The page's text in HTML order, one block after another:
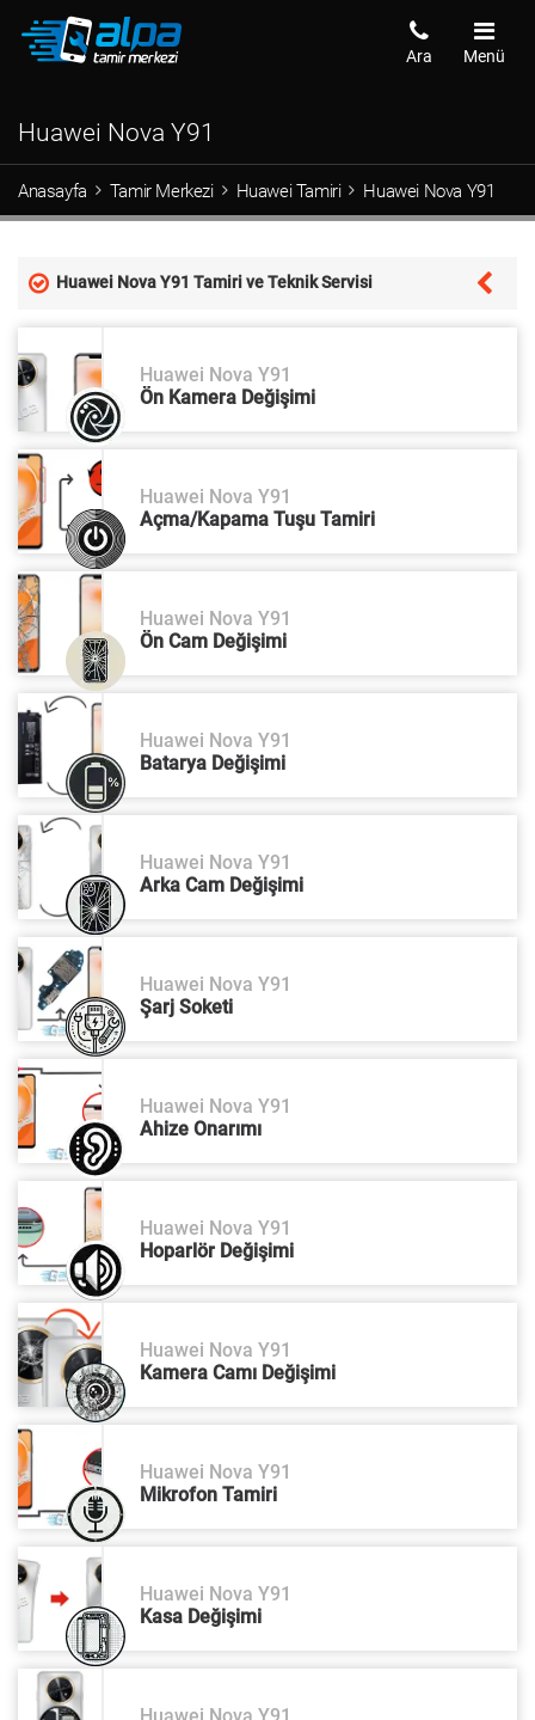
Menü
Ara
Huawei Nova Y91
Anasayfa Tamir Merkezi Huawei Tamiri Huawei Nova Y91
Huawei Nova Y91 Tamiri ve Teknik Servisi
Huawei Nova Y91
Ön Kamera Değişimi
Huawei Nova Y91
Açma/Kapama Tuşu Tamiri
Huawei Nova Y91
Ön Cam Değişimi
Huawei Nova Y91
Batarya Değişimi
Huawei Nova Y91
Arka Cam Değişimi
Huawei Nova Y91
Şarj Soketi
Huawei Nova Y91
Ahize Onarımı
Huawei Nova Y91
Hoparlör Değişimi
Huawei Nova Y91
Kamera Camı Değişimi
Huawei Nova Y91
Mikrofon Tamiri
Huawei Nova Y91
Kasa Değişimi